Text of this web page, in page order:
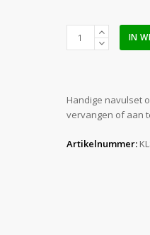
t.b.v.
verbandkoffer
aantal
IN
Handige navulset
vervangen of aan
Artikelnummer: